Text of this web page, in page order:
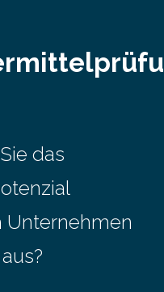
das
Unternehmen